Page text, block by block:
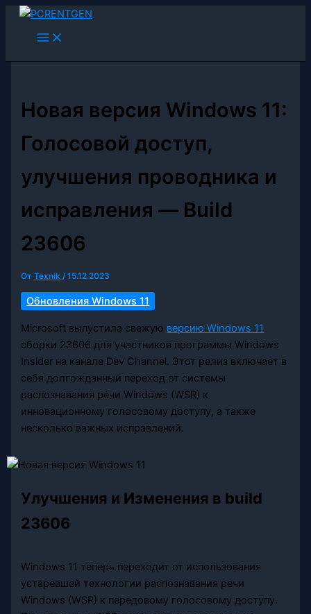
Перейти
Новая версия Windows 11:
Голосовой доступ,
улучшения проводника и
исправления — Build
23606
ОтTexnik/15.12.2023
Обновления Windows 11
Microsoft выпустила свежую версию Windows 11
сборки 23606 для участников программы Windows
Insider на канале Dev Channel. Этот релиз включает в
себя долгожданный переход от системы
распознавания речи Windows (WSR) к
инновационному голосовому доступу, а также
несколько важных исправлений.
Улучшения и Изменения в build
23606
Windows 11 теперь переходит от использования
устаревшей технологии распознавания речи
Windows (WSR) к передовому голосовому доступу.